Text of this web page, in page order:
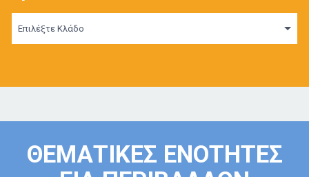
Επιλέξτε Κλάδο
ΘΕΜΑΤΙΚΕΣ ΕΝΟΤΗΤΕΣ